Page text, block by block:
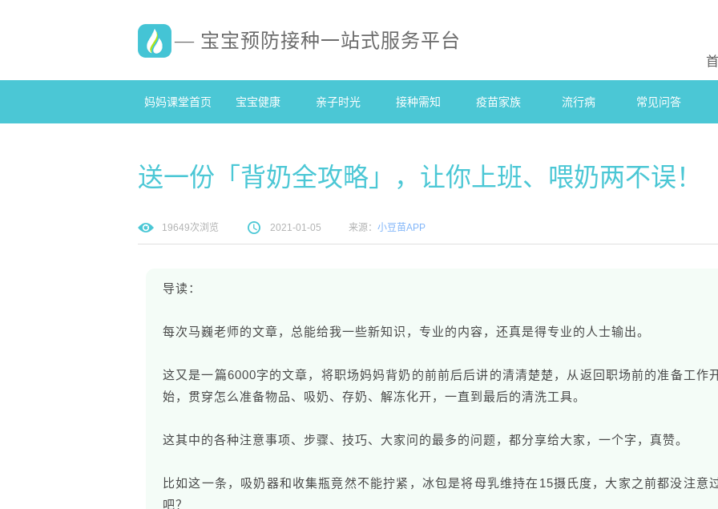
— 宝宝预防接种一站式服务平台
妈妈课堂首页 宝宝健康 亲子时光 接种需知 疫苗家族 流行病 常见问答
送一份「背奶全攻略」，让你上班、喂奶两不误！
19649次浏览 2021-01-05 来源： 小豆苗APP
导读：
每次马巍老师的文章，总能给我一些新知识，专业的内容，还真是得专业的人士输出。
这又是一篇6000字的文章，将职场妈妈背奶的前前后后讲的清清楚楚，从返回职场前的准备工作
始，贯穿怎么准备物品、吸奶、存奶、解冻化开，一直到最后的清洗工具。
这其中的各种注意事项、步骤、技巧、大家问的最多的问题，都分享给大家，一个字，真赞。
比如这一条，吸奶器和收集瓶竟然不能拧紧，冰包是将母乳维持在15摄氏度，大家之前都没注意
吧？